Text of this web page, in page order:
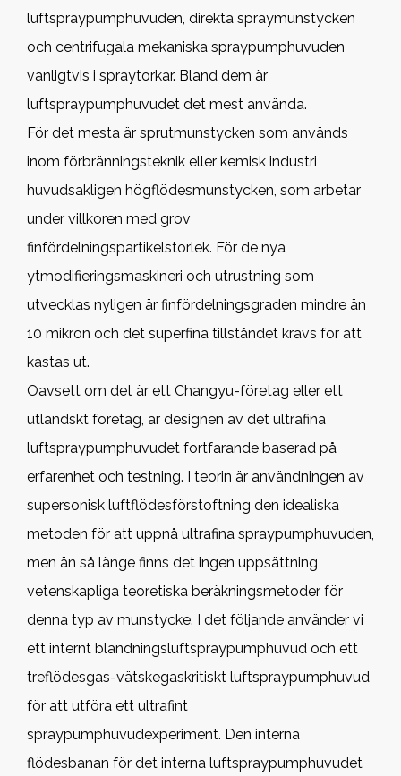
luftspraypumphuvuden, direkta spraymunstycken
och centrifugala mekaniska spraypumphuvuden
vanligtvis i spraytorkar. Bland dem är
luftspraypumphuvudet det mest använda.
För det mesta är sprutmunstycken som används
inom förbränningsteknik eller kemisk industri
huvudsakligen högflödesmunstycken, som arbetar
under villkoren med grov
finfördelningspartikelstorlek. För de nya
ytmodifieringsmaskineri och utrustning som
utvecklas nyligen är finfördelningsgraden mindre än
10 mikron och det superfina tillståndet krävs för att
kastas ut.
Oavsett om det är ett Changyu-företag eller ett
utländskt företag, är designen av det ultrafina
luftspraypumphuvudet fortfarande baserad på
erfarenhet och testning. I teorin är användningen av
supersonisk luftflödesförstoftning den idealiska
metoden för att uppnå ultrafina spraypumphuvuden,
men än så länge finns det ingen uppsättning
vetenskapliga teoretiska beräkningsmetoder för
denna typ av munstycke. I det följande använder vi
ett internt blandningsluftspraypumphuvud och ett
treflödesgas-vätskegaskritiskt luftspraypumphuvud
för att utföra ett ultrafint
spraypumphuvudexperiment. Den interna
flödesbanan för det interna luftspraypumphuvudet